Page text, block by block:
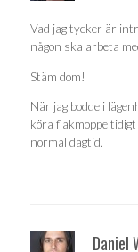
Vad jag tycker är
någon ska arbeta
Stäm dom!
När jag bodde i
köra flakmoppe
normal dagtid.
Daniel